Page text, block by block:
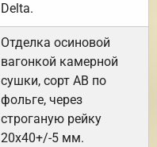
Delta.
Отделка осиновой
вагонкой камерной
сушки, сорт АВ по
фольге, через
строганую рейку
20х40+/-5 мм.